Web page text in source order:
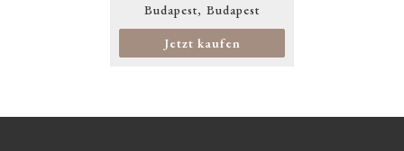
Budapest
Budapest
Jetzt kaufen